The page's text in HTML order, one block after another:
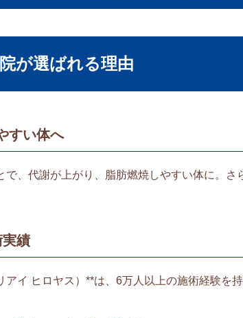
が選ばれる理由
すい体へ
で、代謝が上がり、脂肪燃焼しやすい体に。
績
アイ ヒロヤス）**は、6万人以上の施術経験を